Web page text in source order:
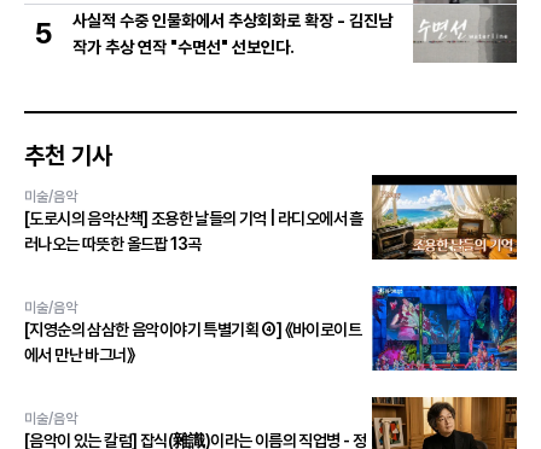
5
사실적 수중 인물화에서 추상회화로 확장 - 김진남
작가 추상 연작 "수면선" 선보인다.
추천 기사
미술/음악
[도로시의 음악산책] 조용한 날들의 기억 | 라디오에서 흘
러나오는 따뜻한 올드팝 13곡
미술/음악
[지영순의 삼삼한 음악이야기 특별기획 ④] 《바이로이트
에서 만난 바그너》
미술/음악
[음악이 있는 칼럼] 잡식(雜識)이라는 이름의 직업병 - 정